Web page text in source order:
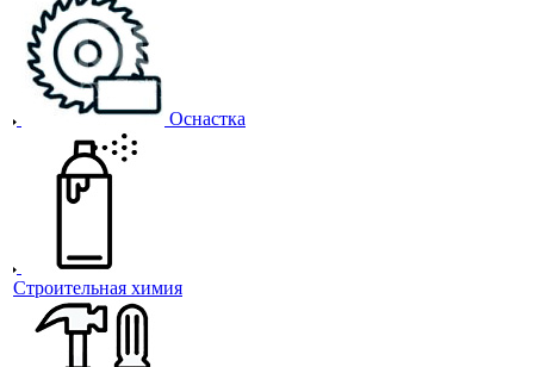
Оснастка
Строительная химия